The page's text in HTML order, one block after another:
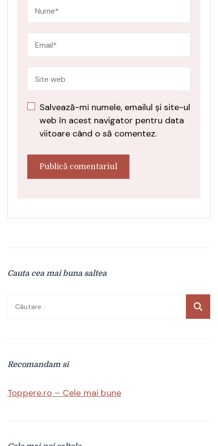
Salvează-mi numele, emailul și site-ul
web în acest navigator pentru data
viitoare când o să comentez.
Cauta cea mai buna saltea
Caută
Recomandam si
Toppere.ro – Cele mai bune